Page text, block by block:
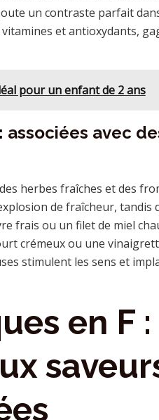
un contraste parfait
et antioxydants,
pour un enfant de 2 ans
associées avec
herbes fraîches et des
de fraîcheur, tandis
frais ou un filet de miel
crémeux ou une
stimulent les sens et
en F :